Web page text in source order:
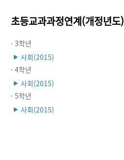
초등교과과정연계(개정년도)
· 3학년
▶ 사회(2015)
· 4학년
▶ 사회(2015)
· 5학년
▶ 사회(2015)